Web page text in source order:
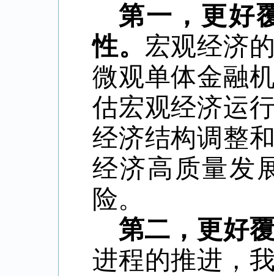
第一，更好
性。 宏观经济
微观单体金融
估宏观经济运
经济结构调整
经济高质量发
险。
第二，更好
进程的推进，